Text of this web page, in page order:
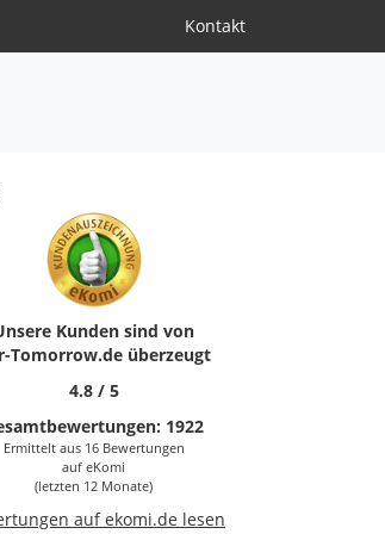
Kontakt
Kunden sind von
Tomorrow.deüberzeugt
4.8/ 5
1922
Ermittelt aus 16 Bewertungen
auf eKomi
(letzten 12 Monate)
auf ekomi.de lesen